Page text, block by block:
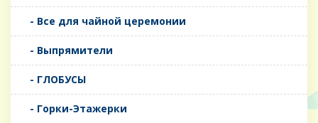
- Все для чайной церемонии
- Выпрямители
- ГЛОБУСЫ
- Горки-Этажерки